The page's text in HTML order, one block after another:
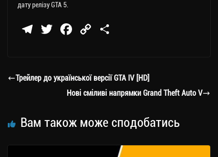
дату релізу GTA 5.
Te
a
T
er
Fa
ok
C
Li
nk
ли
ти
Трейлер до української версії GTA IV [HD]
Нові сміливі напрямки Grand Theft Auto V
Вам також може сподобатись